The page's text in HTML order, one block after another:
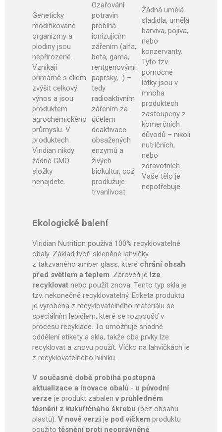
Geneticky
modifikované
organizmy a
plodiny jsou
nepřirozené.
Vznikají
primárně s cílem
zvýšit celkový
výnos a jsou
produktem
agrochemického
průmyslu. V
produktech
Viridian nikdy
žádné GMO
složky
nenajdete.
Ozařování
potravin
probíhá
ionizujícím
zářením (alfa,
beta, gama,
rentgenovými
paprsky,…) –
tedy
radioaktivním
zářením za
účelem
deaktivace
obsažených
enzymů a
živých
biokultur, což
prodlužuje
trvanlivost.
Žádná umělá
sladidla, umělá
barviva, pojiva,
nebo
konzervanty.
Tyto tzv.
pomocné
látky jsou v
mnoha
produktech
zastoupeny z
komerčních
důvodů – nikoli
nutričních,
nebo
zdravotních.
Vaše tělo je
nepotřebuje.
Ekologické balení
Viridian Nutrition používá 100% recyklovatelné
obaly. Základ tvoří skleněné lahvičky
z takzvaného amber glass, které chrání obsah
před světlem a teplem. Zároveň je lze
recyklovat nebo použít znova. Tento typ skla je
tzv. nekonečně recyklovatelný. Etiketa produktu
je vyrobena z recyklovatelného materiálu se
speciálním lepidlem, které se rozpouští v
procesu recyklace. To umožňuje snadné
oddělení etikety a skla, takže oba prvky lze
recyklovat a znovu použít. Víčko na lahvičkách je
z recyklovatelného hliníku.
V současné době probíhá postupná
aktualizace a inovace obalů - u původní
verze je produkt zabalen v průhledném
těsnění z kukuřičného škrobu (bez obsahu
plastů). V nové verzi je pod víčkem produktu
použito těsnění proti neoprávněné